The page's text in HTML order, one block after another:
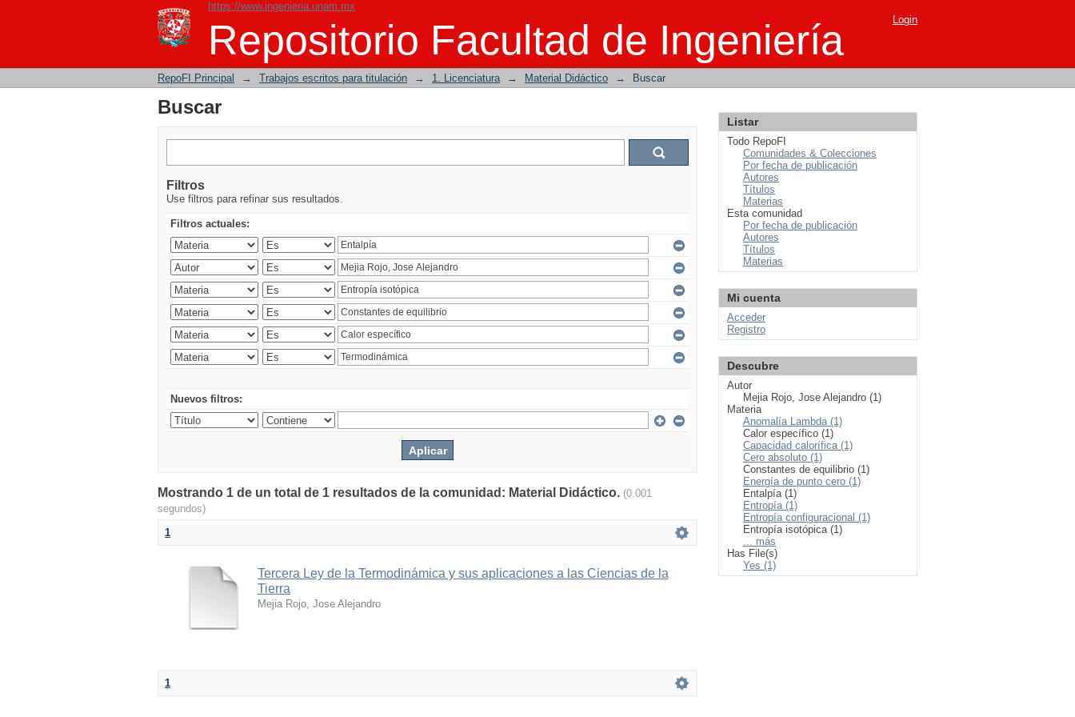
https://www.ingenieria.unam.mx
Repositorio Facultad de Ingeniería
Buscar Login
RepoFI Principal → Trabajos escritos para titulación → 1. Licenciatura → Material Didáctico → Buscar
Buscar
Filtros
Use filtros para refinar sus resultados.
Filtros actuales:
Nuevos filtros:
Mostrando 1 de un total de 1 resultados de la comunidad: Material Didáctico. (0.001
segundos)
1
Tercera Ley de la Termodinámica y sus aplicaciones a las Ciencias de la
Tierra
Mejia Rojo, Jose Alejandro
1
Listar
Todo RepoFI
Comunidades & Colecciones
Por fecha de publicación
Autores
Títulos
Materias
Esta comunidad
Por fecha de publicación
Autores
Títulos
Materias
Mi cuenta
Acceder
Registro
Descubre
Autor
Mejia Rojo, Jose Alejandro (1)
Materia
Anomalía Lambda (1)
Calor específico (1)
Capacidad calorífica (1)
Cero absoluto (1)
Constantes de equilibrio (1)
Energía de punto cero (1)
Entalpía (1)
Entropía (1)
Entropía configuracional (1)
Entropía isotópica (1)
... más
Has File(s)
Yes (1)